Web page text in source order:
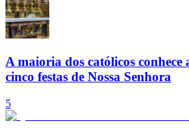
A maioria dos católicos conhece
cinco festas de Nossa Senhora
5